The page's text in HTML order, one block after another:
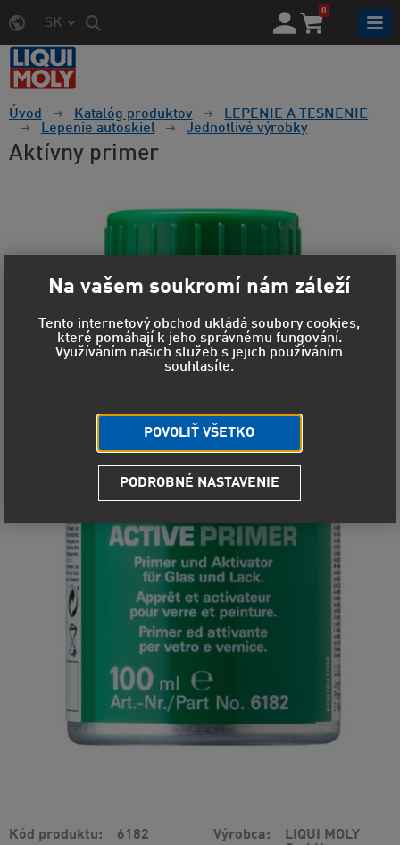
SK
0
Úvod Katalóg produktov
LEPENIE A TESNENIE
Lepenie autoskiel
Jednotlivé výrobky
Aktívny primer
Kód produktu 6182 Výrobca
LIQUI MOLY
Na vašem soukromí nám záleží
Tento internetový obchod ukládá soubory cookies,
které pomáhají k jeho správnému fungování.
Využíváním našich služeb s jejich používáním
souhlasíte.
POVOLIŤ VŠETKO
PODROBNÉ NASTAVENIE